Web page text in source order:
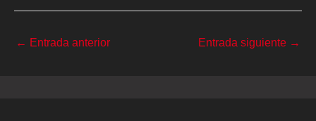
← Entrada anterior Entrada siguiente →